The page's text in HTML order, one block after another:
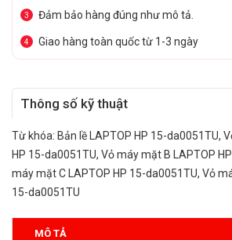
3 Đảm bảo hàng đúng như mô tả.
4 Giao hàng toàn quốc từ 1-3 ngày
Thông số kỹ thuật
Từ khóa: Bản lề LAPTOP HP 15-da0051TU,
HP 15-da0051TU, Vỏ máy mặt B LAPTOP
máy mặt C LAPTOP HP 15-da0051TU, Vỏ
15-da0051TU
MÔ TẢ